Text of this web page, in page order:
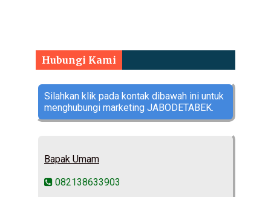
Hubungi Kami
Silahkan klik pada kontak dibawah ini untuk
menghubungi marketing JABODETABEK.
Bapak Umam
082138633903